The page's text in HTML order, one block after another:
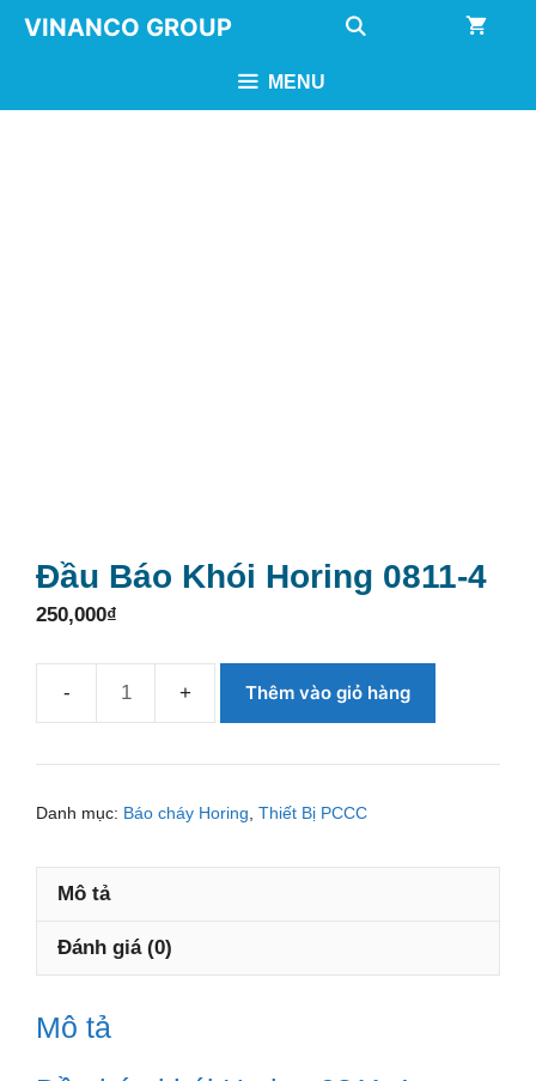
Chuyển
dung
VINANCO GROUP
MENU
Đầu Báo Khói Horing 0811-4
250,000₫
khói
Horing
4
Thêm vào giỏ hàng
Danh mục: Báo cháy Horing Thiết Bị PCCC
Mô tả
Đánh giá (0)
Mô tả